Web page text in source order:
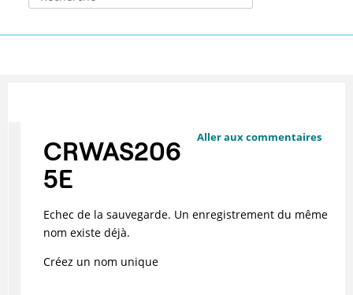
Aller aux commentaires
CRWAS206
5E
Echec de la sauvegarde. Un enregistrement du même
nom existe déjà.
Créez un nom unique